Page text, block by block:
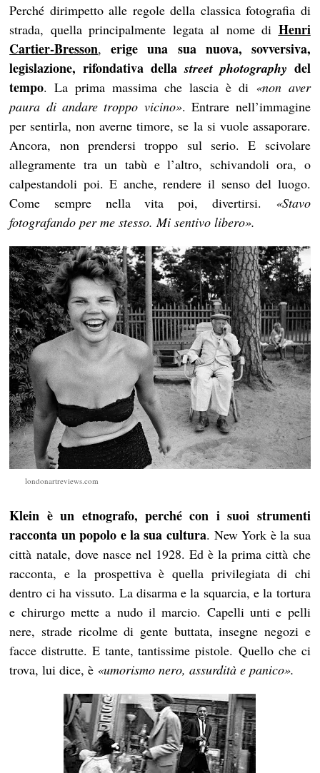
Perché dirimpetto alle regole della classica fotografia di
strada, quella principalmente legata al nome di Henri
Cartier-Bresson,erige una sua nuova, sovversiva,
legislazione, rifondativa della street photography del
tempo. La prima massima che lascia è di «non aver
paura di andare troppo vicino». Entrare nell’immagine
per sentirla, non averne timore, se la si vuole assaporare.
Ancora, non prendersi troppo sul serio. E scivolare
allegramente tra un tabù e l’altro, schivandoli ora, o
calpestandoli poi. E anche, rendere il senso del luogo.
Come sempre nella vita poi, divertirsi. «Stavo
fotografando per me stesso. Mi sentivo libero».
londonartreviews.com
Klein è un etnografo, perché con i suoi strumenti
racconta un popolo e la sua cultura. New York è la sua
città natale, dove nasce nel 1928. Ed è la prima città che
racconta, e la prospettiva è quella privilegiata di chi
dentro ci ha vissuto. La disarma e la squarcia, e la tortura
e chirurgo mette a nudo il marcio. Capelli unti e pelli
nere, strade ricolme di gente buttata, insegne negozi e
facce distrutte. E tante, tantissime pistole. Quello che ci
trova, lui dice, è «umorismo nero, assurdità e panico».